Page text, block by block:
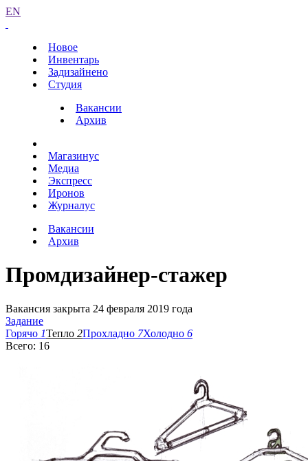
EN
Новое
Инвентарь
Задизайнено
Студия
Вакансии
Архив
Магазинус
Медиа
Экспресс
Иронов
Журналус
Вакансии
Архив
Промдизайнер-стажер
Вакансия закрыта 24 февраля 2019 года
Задание
Горячо 1Тепло 2Прохладно 7Холодно 6
Всего: 16